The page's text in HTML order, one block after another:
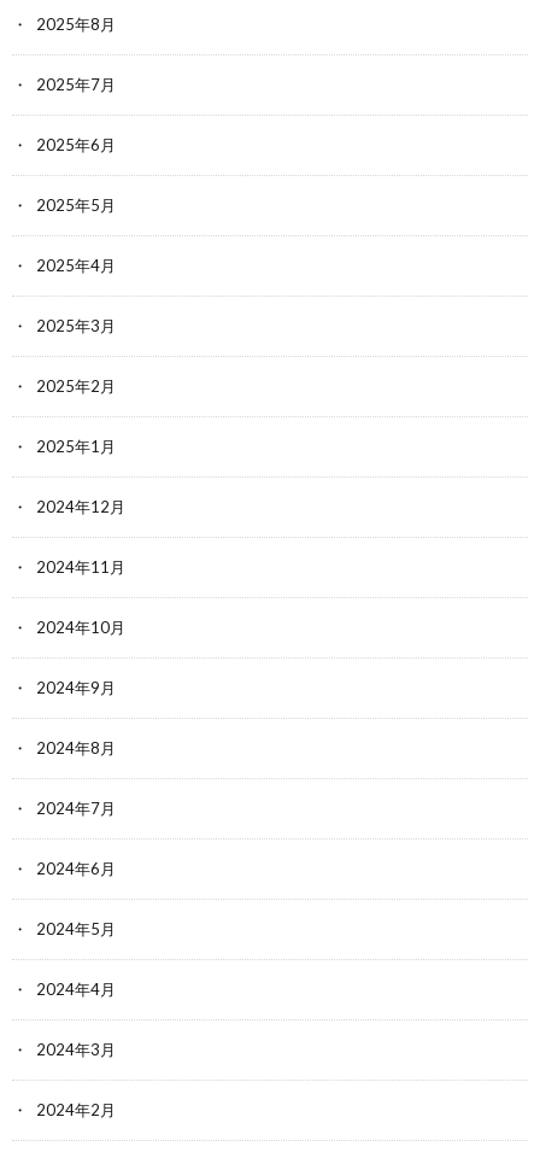
2025年8月
2025年7月
2025年6月
2025年5月
2025年4月
2025年3月
2025年2月
2025年1月
2024年12月
2024年11月
2024年10月
2024年9月
2024年8月
2024年7月
2024年6月
2024年5月
2024年4月
2024年3月
2024年2月